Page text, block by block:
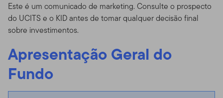
Este é um comunicado de marketing. Consulte o prospecto
do UCITS e o KID antes de tomar qualquer decisão final
sobre investimentos.
Apresentação Geral do
Fundo